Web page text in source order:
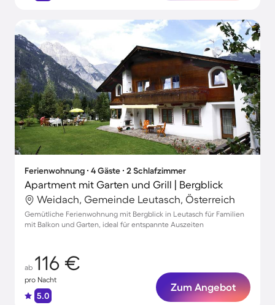
Ferienwohnung ∙ 4 Gäste ∙ 2 Schlafzimmer
Apartment mit Garten und Grill | Bergblick
Weidach, Gemeinde Leutasch, Österreich
Gemütliche Ferienwohnung mit Bergblick in Leutasch für Familien
mit Balkon und Garten, ideal für entspannte Auszeiten
ab 116 €
pro Nacht
5.0
Zum Angebot